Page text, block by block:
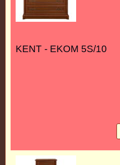
KENT - EKOM 5S/10